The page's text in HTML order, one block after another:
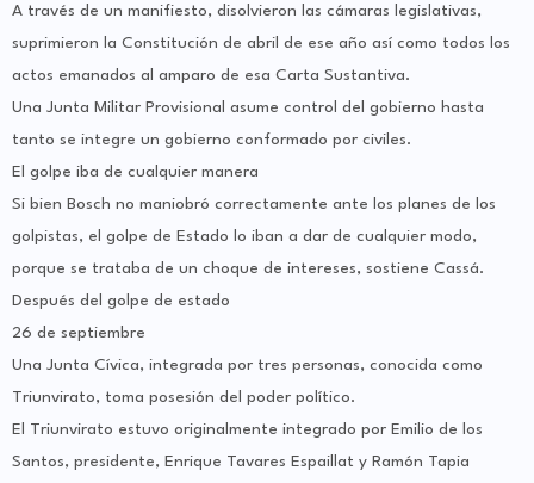
A través de un manifiesto, disolvieron las cámaras legislativas,
suprimieron la Constitución de abril de ese año así como todos los
actos emanados al amparo de esa Carta Sustantiva.
Una Junta Militar Provisional asume control del gobierno hasta
tanto se integre un gobierno conformado por civiles.
El golpe iba de cualquier manera
Si bien Bosch no maniobró correctamente ante los planes de los
golpistas, el golpe de Estado lo iban a dar de cualquier modo,
porque se trataba de un choque de intereses, sostiene Cassá.
Después del golpe de estado
26 de septiembre
Una Junta Cívica, integrada por tres personas, conocida como
Triunvirato, toma posesión del poder político.
El Triunvirato estuvo originalmente integrado por Emilio de los
Santos, presidente, Enrique Tavares Espaillat y Ramón Tapia